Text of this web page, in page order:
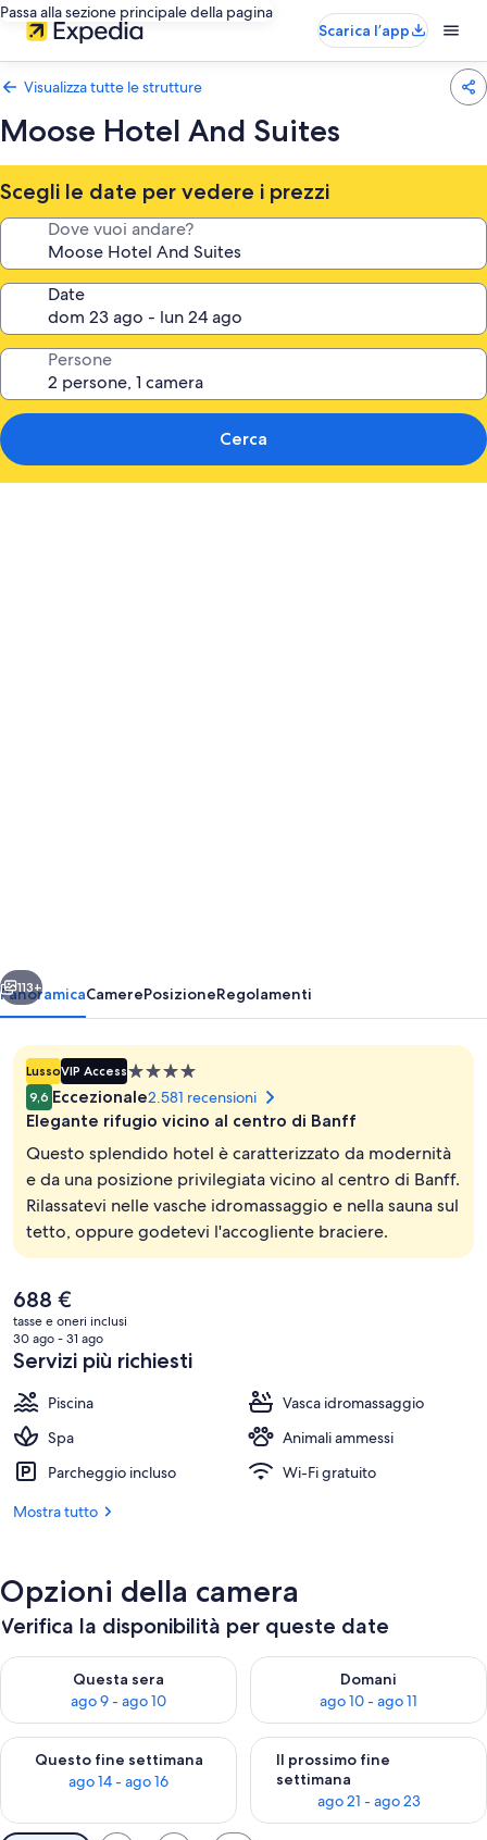
Passa alla sezione principale della pagina
Scarica l’app
Visualizza tutte le strutture
Moose Hotel And Suites
Scegli le date per vedere i prezzi
Dove vuoi andare?
Date
Persone
Cerca
Piscina coperta
Avanti
113+
PanoramicaCamerePosizioneRegolamenti
LussoVIP AccessStruttura
a
4.0
9,6 Eccezionale2.581 recensioni
Elegante rifugio vicino al centro di Banff
Questo splendido hotel è caratterizzato da modernità
e da una posizione privilegiata vicino al centro di Banff.
Rilassatevi nelle vasche idromassaggio e nella sauna sul
tetto, oppure godetevi l'accogliente braciere.
Il
prezzo
attuale
è
688 €
688 €
tasse e oneri inclusi
30 ago - 31 ago
Servizi più richiesti
Piscina
Vasca idromassaggio
Spa
Animali ammessi
Parcheggio incluso
Wi-Fi gratuito
Mostra tutto
Opzioni della camera
Verifica la disponibilità per queste date
Questa sera
ago 9 - ago 10
Verifica la disponibilità per questa sera, ago 9 - ago 10
Domani
ago 10 - ago 11
Verifica la disponibilità per
Questo fine settimana
ago 14 - ago 16
Verifica la disponibilità per questo fine settimana, ago 14 -
Il prossimo fine
settimana
ago 21 - ago 23
Verifica la disponibilità per il